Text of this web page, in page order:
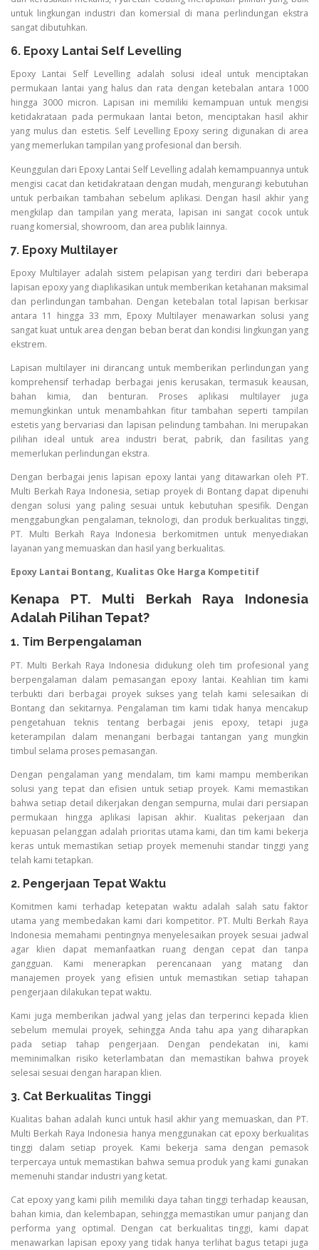
untuk lingkungan industri dan komersial di mana perlindungan ekstra
sangat dibutuhkan.
6. Epoxy Lantai Self Levelling
Epoxy Lantai Self Levelling adalah solusi ideal untuk menciptakan
permukaan lantai yang halus dan rata dengan ketebalan antara 1000
hingga 3000 micron. Lapisan ini memiliki kemampuan untuk mengisi
ketidakrataan pada permukaan lantai beton, menciptakan hasil akhir
yang mulus dan estetis. Self Levelling Epoxy sering digunakan di area
yang memerlukan tampilan yang profesional dan bersih.
Keunggulan dari Epoxy Lantai Self Levelling adalah kemampuannya untuk
mengisi cacat dan ketidakrataan dengan mudah, mengurangi kebutuhan
untuk perbaikan tambahan sebelum aplikasi. Dengan hasil akhir yang
mengkilap dan tampilan yang merata, lapisan ini sangat cocok untuk
ruang komersial, showroom, dan area publik lainnya.
7. Epoxy Multilayer
Epoxy Multilayer adalah sistem pelapisan yang terdiri dari beberapa
lapisan epoxy yang diaplikasikan untuk memberikan ketahanan maksimal
dan perlindungan tambahan. Dengan ketebalan total lapisan berkisar
antara 11 hingga 33 mm, Epoxy Multilayer menawarkan solusi yang
sangat kuat untuk area dengan beban berat dan kondisi lingkungan yang
ekstrem.
Lapisan multilayer ini dirancang untuk memberikan perlindungan yang
komprehensif terhadap berbagai jenis kerusakan, termasuk keausan,
bahan kimia, dan benturan. Proses aplikasi multilayer juga
memungkinkan untuk menambahkan fitur tambahan seperti tampilan
estetis yang bervariasi dan lapisan pelindung tambahan. Ini merupakan
pilihan ideal untuk area industri berat, pabrik, dan fasilitas yang
memerlukan perlindungan ekstra.
Dengan berbagai jenis lapisan epoxy lantai yang ditawarkan oleh PT.
Multi Berkah Raya Indonesia, setiap proyek di Bontang dapat dipenuhi
dengan solusi yang paling sesuai untuk kebutuhan spesifik. Dengan
menggabungkan pengalaman, teknologi, dan produk berkualitas tinggi,
PT. Multi Berkah Raya Indonesia berkomitmen untuk menyediakan
layanan yang memuaskan dan hasil yang berkualitas.
Epoxy Lantai Bontang, Kualitas Oke Harga Kompetitif
Kenapa PT. Multi Berkah Raya Indonesia
Adalah Pilihan Tepat?
1. Tim Berpengalaman
PT. Multi Berkah Raya Indonesia didukung oleh tim profesional yang
berpengalaman dalam pemasangan epoxy lantai. Keahlian tim kami
terbukti dari berbagai proyek sukses yang telah kami selesaikan di
Bontang dan sekitarnya. Pengalaman tim kami tidak hanya mencakup
pengetahuan teknis tentang berbagai jenis epoxy, tetapi juga
keterampilan dalam menangani berbagai tantangan yang mungkin
timbul selama proses pemasangan.
Dengan pengalaman yang mendalam, tim kami mampu memberikan
solusi yang tepat dan efisien untuk setiap proyek. Kami memastikan
bahwa setiap detail dikerjakan dengan sempurna, mulai dari persiapan
permukaan hingga aplikasi lapisan akhir. Kualitas pekerjaan dan
kepuasan pelanggan adalah prioritas utama kami, dan tim kami bekerja
keras untuk memastikan setiap proyek memenuhi standar tinggi yang
telah kami tetapkan.
2. Pengerjaan Tepat Waktu
Komitmen kami terhadap ketepatan waktu adalah salah satu faktor
utama yang membedakan kami dari kompetitor. PT. Multi Berkah Raya
Indonesia memahami pentingnya menyelesaikan proyek sesuai jadwal
agar klien dapat memanfaatkan ruang dengan cepat dan tanpa
gangguan. Kami menerapkan perencanaan yang matang dan
manajemen proyek yang efisien untuk memastikan setiap tahapan
pengerjaan dilakukan tepat waktu.
Kami juga memberikan jadwal yang jelas dan terperinci kepada klien
sebelum memulai proyek, sehingga Anda tahu apa yang diharapkan
pada setiap tahap pengerjaan. Dengan pendekatan ini, kami
meminimalkan risiko keterlambatan dan memastikan bahwa proyek
selesai sesuai dengan harapan klien.
3. Cat Berkualitas Tinggi
Kualitas bahan adalah kunci untuk hasil akhir yang memuaskan, dan PT.
Multi Berkah Raya Indonesia hanya menggunakan cat epoxy berkualitas
tinggi dalam setiap proyek. Kami bekerja sama dengan pemasok
terpercaya untuk memastikan bahwa semua produk yang kami gunakan
memenuhi standar industri yang ketat.
Cat epoxy yang kami pilih memiliki daya tahan tinggi terhadap keausan,
bahan kimia, dan kelembapan, sehingga memastikan umur panjang dan
performa yang optimal. Dengan cat berkualitas tinggi, kami dapat
menawarkan lapisan epoxy yang tidak hanya terlihat bagus tetapi juga